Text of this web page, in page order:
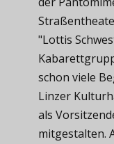
"Lottis
schon viele
Linzer
als
mitgestalten.